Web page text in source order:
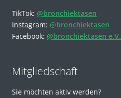
TikTok: @bronchiektasen
Instagram: @bronchiektasen
Facebook: @bronchiektasen e.V.
Mitgliedschaft
Sie möchten aktiv werden?